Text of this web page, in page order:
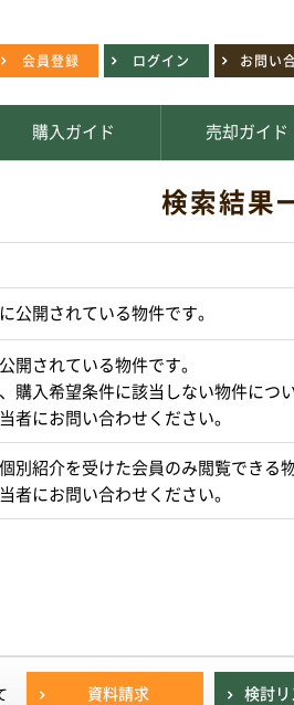
会員登録 ログイン お問い
購入ガイド 売却ガイド
検索結果
公開されている物件です。
開されている物件です。
購入希望条件に該当しない物件につ
者にお問い合わせください。
別紹介を受けた会員のみ閲覧できる
者にお問い合わせください。
資料請求 検討